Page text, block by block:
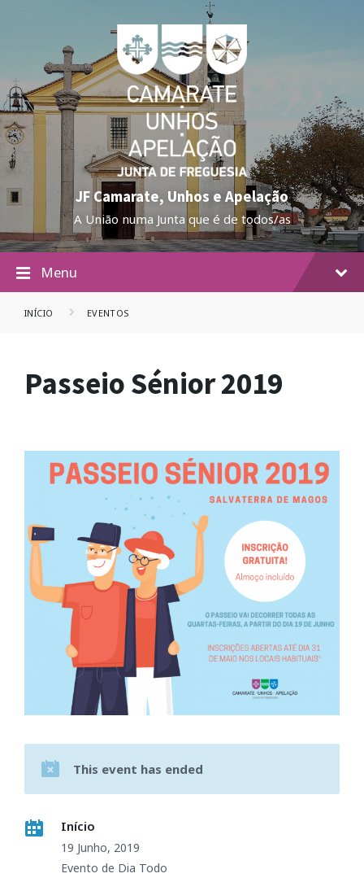
JF Camarate, Unhos e Apelação
A União numa Junta que é de todos/as
Menu
INÍCIO EVENTOS
Passeio Sénior 2019
This event has ended
Início
19 Junho, 2019
Evento de Dia Todo